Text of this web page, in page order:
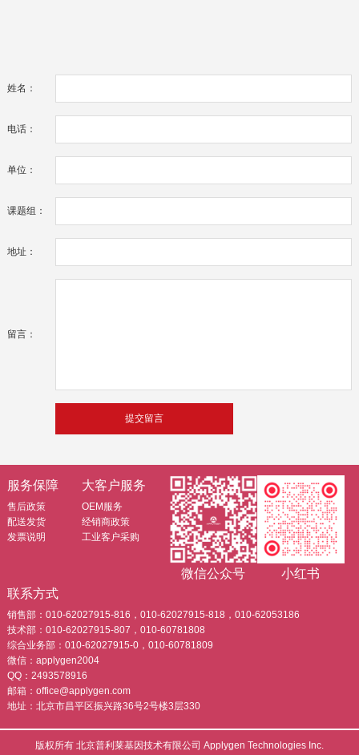
姓名：
电话：
单位：
课题组：
地址：
留言：
服务保障
售后政策
配送发货
发票说明
大客户服务
OEM服务
经销商政策
工业客户采购
微信公众号
小红书
联系方式
销售部：010-62027915-816，010-62027915-818，010-62053186
技术部：010-62027915-807，010-60781808
综合业务部：010-62027915-0，010-60781809
微信：applygen2004
QQ：2493578916
邮箱：office@applygen.com
地址：北京市昌平区振兴路36号2号楼3层330
版权所有 北京普利莱基因技术有限公司 Applygen Technologies Inc.